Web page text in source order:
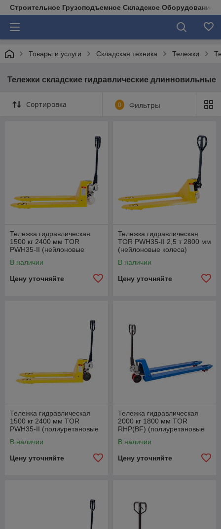
Строительное Грузоподъемное Складское Оборудование
Товары и услуги Складская техника Тележки
Тележки складские гидравлические длинновильные
Сортировка 0 Фильтры
Тележка гидравлическая
1500 кг 2400 мм TOR
PWH35-II (нейлоновые
В наличии
Цену уточняйте
Тележка гидравлическая
TOR PWH35-II 2,5 т 2800 мм
(нейлоновые колеса)
В наличии
Цену уточняйте
Тележка гидравлическая
1500 кг 2400 мм TOR
PWH35-II (полиуретановые
В наличии
Цену уточняйте
Тележка гидравлическая
2000 кг 1800 мм TOR
RHP(BF) (полиуретановые
В наличии
Цену уточняйте